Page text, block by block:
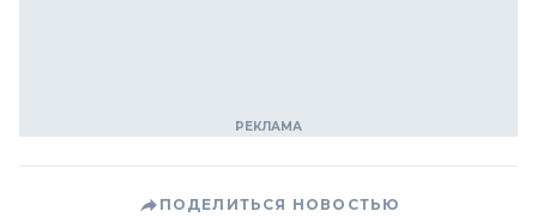
ПОДЕЛИТЬСЯ НОВОСТЬЮ